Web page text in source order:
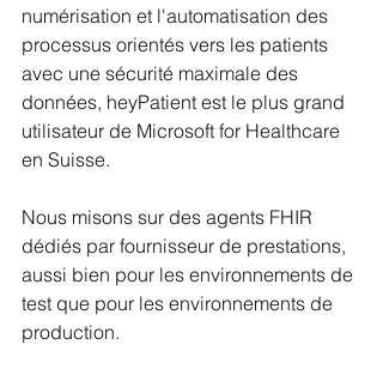
numérisation et l'automatisation des
processus orientés vers les patients
avec une sécurité maximale des
données, heyPatient est le plus grand
utilisateur de Microsoft for Healthcare
en Suisse.
Nous misons sur des agents FHIR
dédiés par fournisseur de prestations,
aussi bien pour les environnements de
test que pour les environnements de
production.